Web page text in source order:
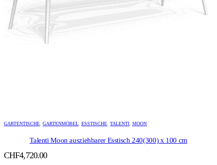
GARTENTISCHE, GARTENMÖBEL, ESSTISCHE, TALENTI, MOON
Talenti Moon ausziehbarer Esstisch 240(300) x 100 cm
CHF4,720.00